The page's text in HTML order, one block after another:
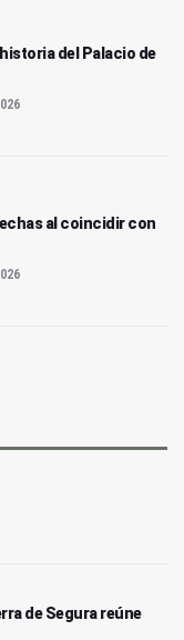
del Palacio de
al coincidir con
de Segura reúne